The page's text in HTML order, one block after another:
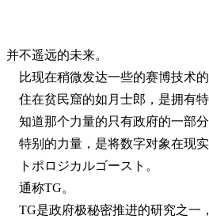
并不遥远的未来。
比现在稍微发达一些的赛博技术的
住在贫民窟的如月士郎，是拥有特
知道那个力量的只有政府的一部分
特别的力量，是将数字对象在现
トポロジカルゴースト。
通称TG。
TG是政府极秘密推进的研究之一，